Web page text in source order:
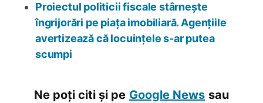
Proiectul politicii fiscale stârnește
îngrijorări pe piața imobiliară. Agențiile
avertizează că locuințele s-ar putea
scumpi
Ne poți citi și pe Google News sau